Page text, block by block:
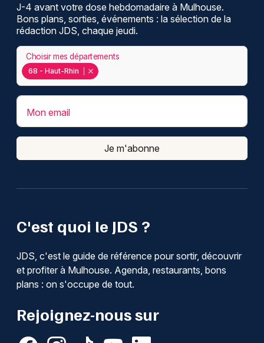
C'est quoi le JDS ?
JDS, c'est le guide de référence pour sortir, découvrir
et profiter à Mulhouse. Agenda, restaurants, bons
plans : on s'occupe de tout.
Rejoignez-nous sur
J-4 avant votre dose hebdomadaire à Mulhouse.
Bons plans, sorties, événements : la sélection de la
rédaction JDS, chaque jeudi.
68 - Haut-Rhin
Choisir mes départements
Mon email
Je m'abonne